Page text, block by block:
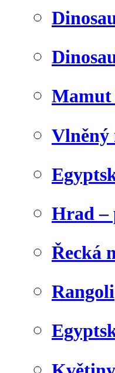
Mamut
Vlněný
Hrad –
Řecká
Rangoli